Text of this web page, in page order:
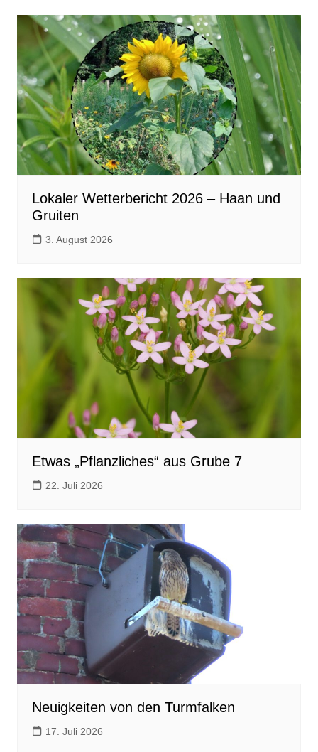
Lokaler Wetterbericht 2026 – Haan und
Gruiten
3. August 2026
Etwas „Pflanzliches“ aus Grube 7
22. Juli 2026
Neuigkeiten von den Turmfalken
17. Juli 2026